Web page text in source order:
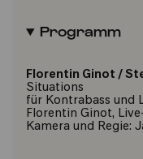
Programm
Florentin Ginot /
Situations
für Kontrabass und
Florentin Ginot,
Kamera und Regie: